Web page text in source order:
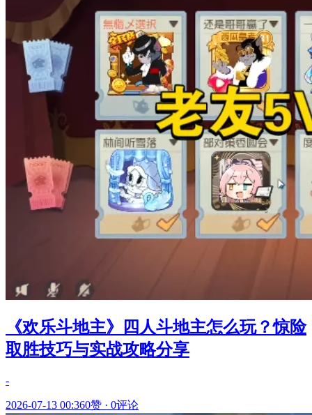
《欢乐斗地主》四人斗地主怎么玩？惊险
取胜技巧与实战攻略分享
-
2026-07-13 00:360赞 · 0评论